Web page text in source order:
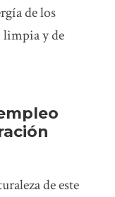
de los
limpia y de
de este